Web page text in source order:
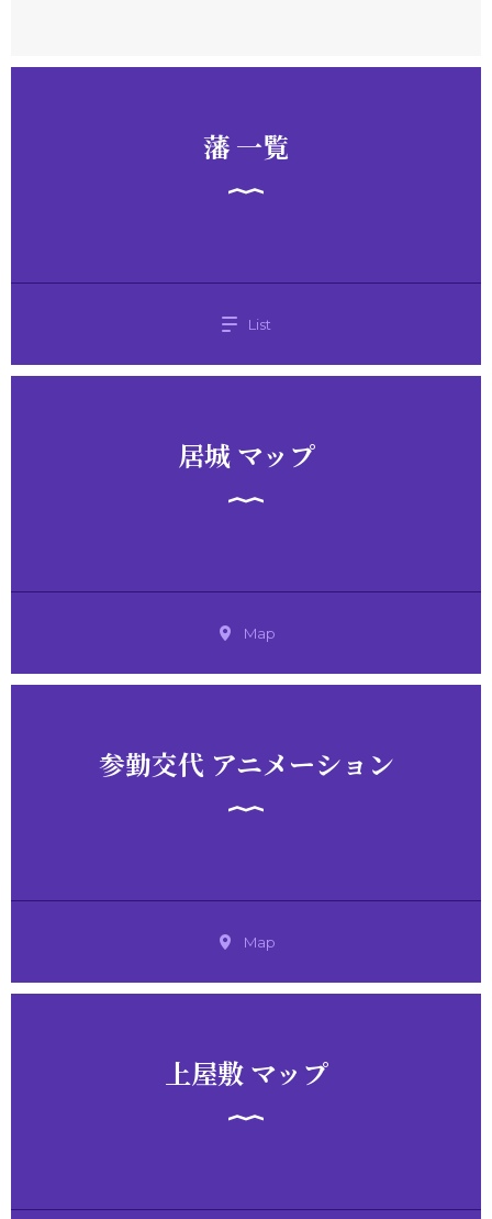
藩 一覧
List
居城 マップ
Map
参勤交代 アニメーション
Map
上屋敷 マップ